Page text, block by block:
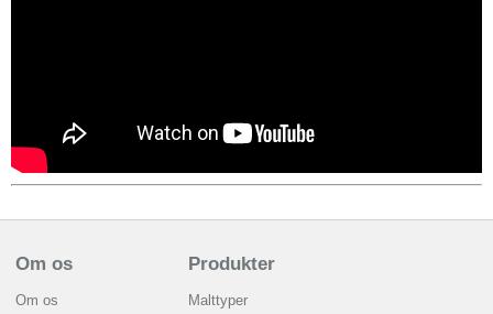
Om os
Om os
Produkter
Malttyper